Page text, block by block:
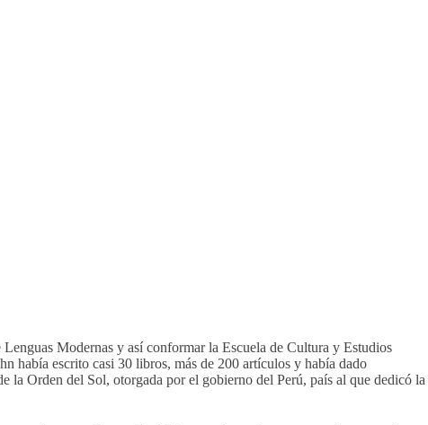
Modernas y así conformar la Escuela de Cultura y Estudios
había escrito casi 30 libros, más de 200 artículos y había dado
la Orden del Sol, otorgada por el gobierno del Perú, país al que dedicó la